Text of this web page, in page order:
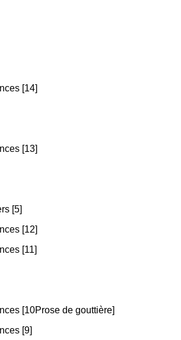
[14]
[13]
[5]
[12]
[11]
[10Prose de gouttière]
[9]